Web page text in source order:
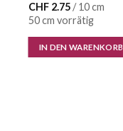
CHF2.75/ 10 cm
50 cm vorrätig
IN DEN WARENKORB